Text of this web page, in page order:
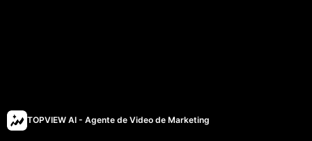
TOPVIEW AI - Agente de Video de Marketing